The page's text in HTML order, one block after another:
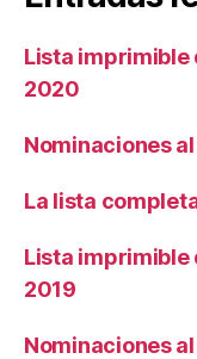
Lista imprimible
2020
Nominaciones
La lista
Lista imprimible
2019
Nominaciones